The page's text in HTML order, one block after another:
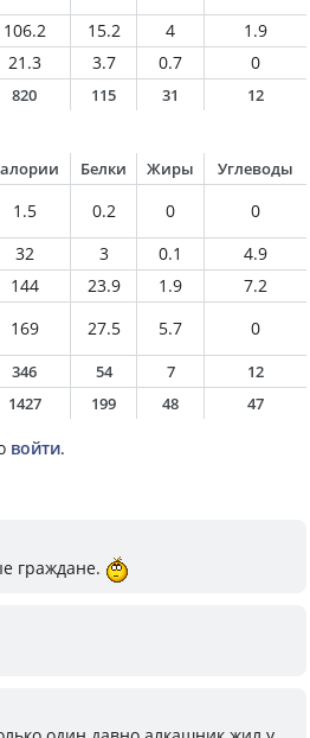
106.2 15.2 4
1.9
21.3 3.7 0.7
0
820 115 31 12
Белки Жиры Углеводы
1.5 0.2 0
0
32 3 0.1
4.9
144 23.9 1.9
7.2
169 27.5 5.7
0
346 54 7 12
1427 199 48 47
войти.
граждане.